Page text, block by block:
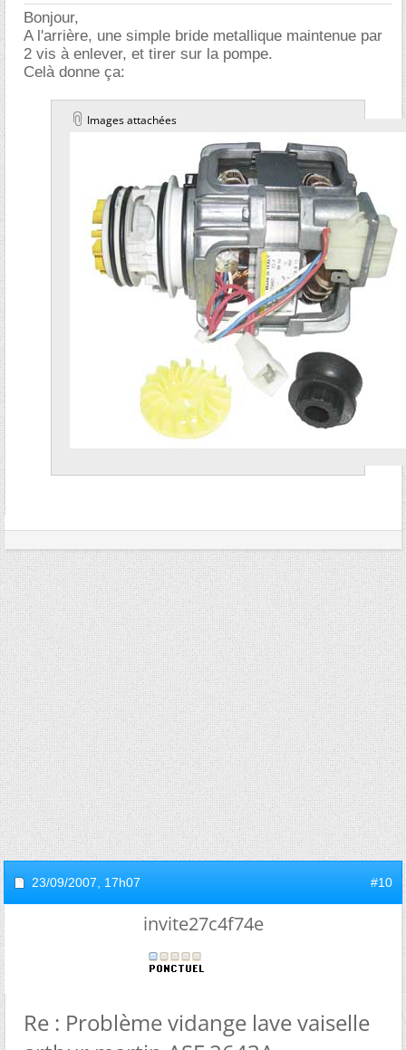
Bonjour,
A l'arrière, une simple bride metallique maintenue par
2 vis à enlever, et tirer sur la pompe.
Celà donne ça:
Images attachées
23/09/2007, 17h07 #10
invite27c4f74e
Re : Problème vidange lave vaiselle